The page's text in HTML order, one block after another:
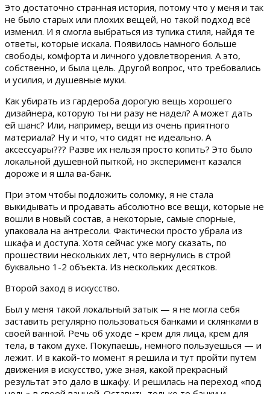
Это достаточно странная история, потому что у меня и так
не было старых или плохих вещей, но такой подход всё
изменил. И я смогла выбраться из тупика стиля, найдя те
ответы, которые искала. Появилось намного больше
свободы, комфорта и личного удовлетворения. А это,
собственно, и была цель. Другой вопрос, что требовались
и усилия, и душевные муки.
Как убирать из гардероба дорогую вещь хорошего
дизайнера, которую ты ни разу не надел? А может дать
ей шанс? Или, например, вещи из очень приятного
материала? Ну и что, что сидят не идеально. А
аксессуары??? Разве их нельзя просто копить? Это было
локальной душевной пыткой, но эксперимент казался
дороже и я шла ва-банк.
При этом чтобы подложить соломку, я не стала
выкидывать и продавать абсолютно все вещи, которые не
вошли в новый состав, а некоторые, самые спорные,
упаковала на антресоли. Фактически просто убрала из
шкафа и доступа. Хотя сейчас уже могу сказать, по
прошествии нескольких лет, что вернулись в строй
буквально 1-2 объекта. Из нескольких десятков.
Второй заход в искусство.
Был у меня такой локальный затык — я не могла себя
заставить регулярно пользоваться банками и склянками в
своей ванной. Речь об уходе – крем для лица, крем для
тела, в таком духе. Покупаешь, немного пользуешься — и
лежит. И в какой-то момент я решила и тут пройти путём
движения в искусство, уже зная, какой прекрасный
результат это дало в шкафу. И решилась на переход «под